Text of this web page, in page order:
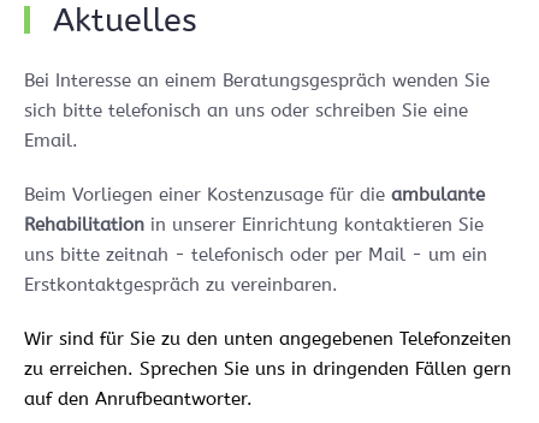
Aktuelles
Bei Interesse an einem Beratungsgespräch wenden Sie
sich bitte telefonisch an uns oder schreiben Sie eine
Email.
Beim Vorliegen einer Kostenzusage für die ambulante
Rehabilitation in unserer Einrichtung kontaktieren Sie
uns bitte zeitnah - telefonisch oder per Mail - um ein
Erstkontaktgespräch zu vereinbaren.
Wir sind für Sie zu den unten angegebenen Telefonzeiten
zu erreichen. Sprechen Sie uns in dringenden Fällen gern
auf den Anrufbeantworter.